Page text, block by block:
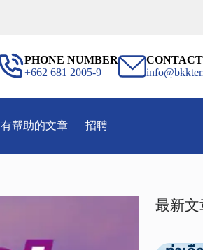
PHONE NUMBER
+662 681 2005-9
有帮助的文章 招聘
最新文